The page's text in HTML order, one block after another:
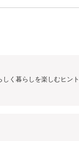
く暮らしを楽しむヒン